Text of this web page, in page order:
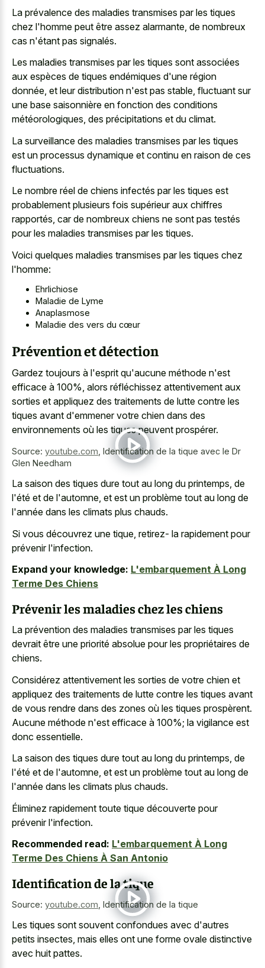
La prévalence des maladies transmises par les tiques
chez l'homme peut être assez alarmante, de nombreux
cas n'étant pas signalés.
Les maladies transmises par les tiques sont associées
aux espèces de tiques endémiques d'une région
donnée, et leur distribution n'est pas stable, fluctuant sur
une base saisonnière en fonction des conditions
météorologiques, des précipitations et du climat.
La surveillance des maladies transmises par les tiques
est un processus dynamique et continu en raison de ces
fluctuations.
Le nombre réel de chiens infectés par les tiques est
probablement plusieurs fois supérieur aux chiffres
rapportés, car de nombreux chiens ne sont pas testés
pour les maladies transmises par les tiques.
Voici quelques maladies transmises par les tiques chez
l'homme:
Ehrlichiose
Maladie de Lyme
Anaplasmose
Maladie des vers du cœur
Prévention et détection
Gardez toujours à l'esprit qu'aucune méthode n'est
efficace à 100%, alors réfléchissez attentivement aux
sorties et appliquez des traitements de lutte contre les
tiques avant d'emmener votre chien dans des
environnements où les tiques peuvent prospérer.
Source: youtube.com Identification de la tique avec le Dr
Glen Needham
La saison des tiques dure tout au long du printemps, de
l'été et de l'automne, et est un problème tout au long de
l'année dans les climats plus chauds.
Si vous découvrez une tique, retirez- la rapidement pour
prévenir l'infection.
Expand your knowledge: L'embarquement À Long
Terme Des Chiens
Prévenir les maladies chez les chiens
La prévention des maladies transmises par les tiques
devrait être une priorité absolue pour les propriétaires de
chiens.
Considérez attentivement les sorties de votre chien et
appliquez des traitements de lutte contre les tiques avant
de vous rendre dans des zones où les tiques prospèrent.
Aucune méthode n'est efficace à 100%; la vigilance est
donc essentielle.
La saison des tiques dure tout au long du printemps, de
l'été et de l'automne, et est un problème tout au long de
l'année dans les climats plus chauds.
Éliminez rapidement toute tique découverte pour
prévenir l'infection.
Recommended read: L'embarquement À Long
Terme Des Chiens À San Antonio
Identification de la tique
Source: youtube.com Identification de la tique
Les tiques sont souvent confondues avec d'autres
petits insectes, mais elles ont une forme ovale distinctive
avec huit pattes.